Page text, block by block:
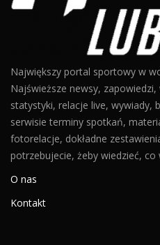
Największy portal sportowy w
Najświeższe newsy,
statystyki, relacje live, wywiady,
serwisie terminy spotkań,
fotorelacje, dokładne
potrzebujecie, żeby wiedzieć, co
O nas
Kontakt